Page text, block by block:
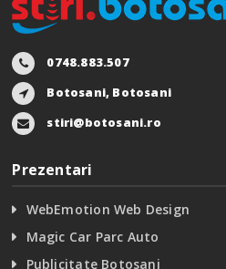
0748.883.507
Botosani, Botosani
stiri@botosani.ro
Prezentari
WebEmotion Web Design
Magic Car Parc Auto
Publicitate Botosani